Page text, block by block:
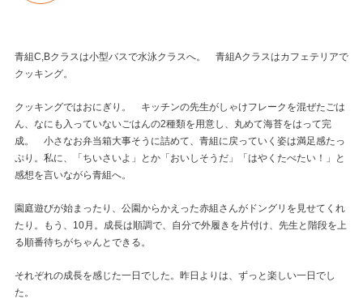
青組C,Bクラスは小型バスで水泳クラスへ。 青組Aクラスはカフェテリアで
クッキング。
クッキングではおにぎり。 キッチンの先生がしゃけフレークを混ぜたごは
ん、なにも入っていないごはんの2種類を用意し、丸めて海苔をはって完
成。 小さなお弁当箱大事そうに詰めて、青組に戻っていく姿は満足感たっ
ぷり。私に、「ちいさいよ」とか「おいしそうだ」「はやくたべたい！」と
感想を言いながら青組へ。
園庭遊びが始まったり、公園からかえった赤組さんがドングリを見せてくれ
たり。もう、10月。成長は順調で、自分で外履きを片付け、先生と階段を上
る順番待ちがちゃんとできる。
それぞれの成長を感じた一日でした。昨日よりは、ずっと楽しい一日でし
た。